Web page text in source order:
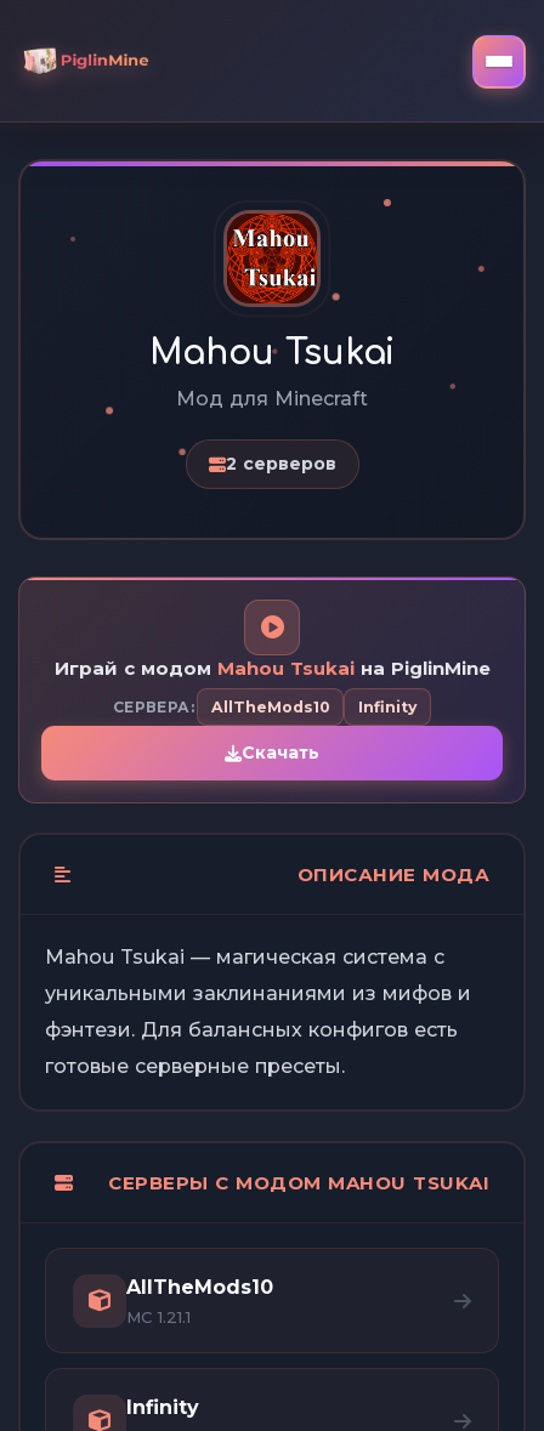
Mahou Tsukai
Мод для Minecraft
2 серверов
Играй с модом Mahou Tsukaiна PiglinMine
СЕРВЕРА: AllTheMods10 Infinity
Скачать
ОПИСАНИЕ МОДА
Mahou Tsukai — магическая система с
уникальными заклинаниями из мифов и
фэнтези. Для балансных конфигов есть
готовые серверные пресеты.
СЕРВЕРЫ С МОДОМ MAHOU TSUKAI
AllTheMods10
MC 1.21.1
Infinity